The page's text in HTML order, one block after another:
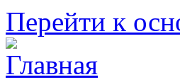
Перейти к